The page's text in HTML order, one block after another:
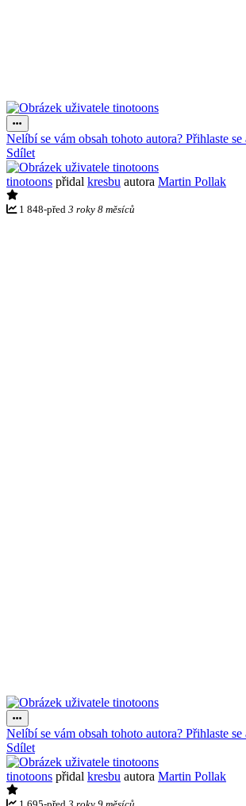
Nelíbí se vám obsah tohoto autora? Přihlaste se
Sdílet
tinotoons přidal kresbu autora Martin Pollak
1 848-před 3 roky 8 měsíců
Nelíbí se vám obsah tohoto autora? Přihlaste se
Sdílet
tinotoons přidal kresbu autora Martin Pollak